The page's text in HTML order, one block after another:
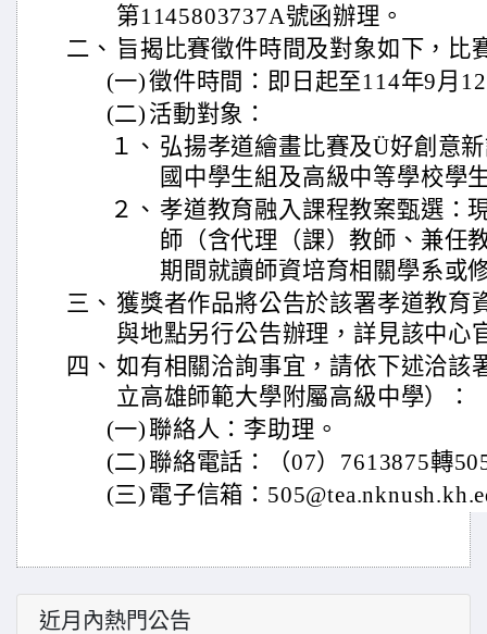
第1145803737A號函辦理。
二、 旨揭比賽徵件時間及對象如下，比
(一)徵件時間：即日起至114年9月
(二) 活動對象：
１、 弘揚孝道繪畫比賽及Ü好創意
國中學生組及高級中等學校學
２、 孝道教育融入課程教案甄選：
師（含代理（課）教師、兼任
期間就讀師資培育相關學系或
三、 獲獎者作品將公告於該署孝道教育
與地點另行公告辦理，詳見該中心
四、 如有相關洽詢事宜，請依下述洽該
立高雄師範大學附屬高級中學）：
(一) 聯絡人：李助理。
(二) 聯絡電話：（07）7613875轉
(三) 電子信箱：
近月內熱門公告